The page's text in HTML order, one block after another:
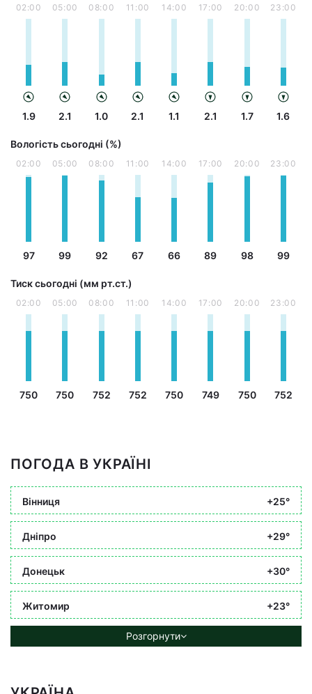
02:00
1.9
05:00
2.1
08:00
1.0
11:00
2.1
14:00
1.1
17:00
2.1
20:00
1.7
23:00
1.6
Вологість сьогодні (%)
02:00
97
05:00
99
08:00
92
11:00
67
14:00
66
17:00
89
20:00
98
23:00
99
Тиск сьогодні (мм рт.ст.)
02:00
750
05:00
750
08:00
752
11:00
752
14:00
750
17:00
749
20:00
750
23:00
752
ПОГОДА В УКРАЇНІ
Вінниця +25°
Дніпро +29°
Донецьк +30°
Житомир +23°
Розгорнути